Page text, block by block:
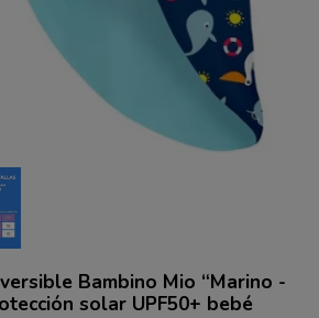
Bambino Mio “Marino -
solar UPF50+ bebé